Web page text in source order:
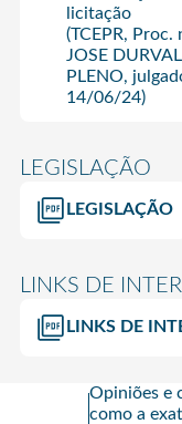
licitação
(TCEPR,
JOSE
PLENO,
14/06/24)
LEGISLAÇÃO
LEGISLAÇÃO
LINKS DE
LINKS DE
Opiniões e
como a